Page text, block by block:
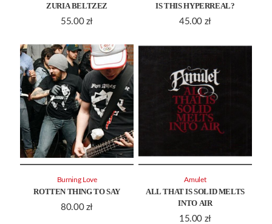
ZURIA BELTZEZ
55.00 zł
IS THIS HYPERREAL?
45.00 zł
ROTTEN THING TO SAY
80.00 zł
Burning Love
ALL THAT IS SOLID MELTS
INTO AIR
15.00 zł
Amulet